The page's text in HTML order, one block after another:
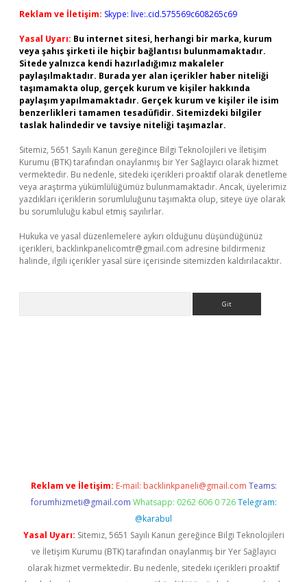
Reklam ve İletişim: Skype: live:.cid.575569c608265c69
Yasal Uyarı: Bu internet sitesi, herhangi bir marka, kurum
veya şahıs şirketi ile hiçbir bağlantısı bulunmamaktadır.
Sitede yalnızca kendi hazırladığımız makaleler
paylaşılmaktadır. Burada yer alan içerikler haber niteliği
taşımamakta olup, gerçek kurum ve kişiler hakkında
paylaşım yapılmamaktadır. Gerçek kurum ve kişiler ile isim
benzerlikleri tamamen tesadüfidir. Sitemizdeki bilgiler
taslak halindedir ve tavsiye niteliği taşımazlar.
Sitemiz, 5651 Sayılı Kanun gereğince Bilgi Teknolojileri ve İletişim
Kurumu (BTK) tarafından onaylanmış bir Yer Sağlayıcı olarak hizmet
vermektedir. Bu nedenle, sitedeki içerikleri proaktif olarak denetleme
veya araştırma yükümlülüğümüz bulunmamaktadır. Ancak, üyelerimiz
yazdıkları içeriklerin sorumluluğunu taşımakta olup, siteye üye olarak
bu sorumluluğu kabul etmiş sayılırlar.
Hukuka ve yasal düzenlemelere aykırı olduğunu düşündüğünüz
içerikleri, backlinkpanelicomtr@gmail.com adresine bildirmeniz
halinde, ilgili içerikler yasal süre içerisinde sitemizden kaldırılacaktır.
Reklam ve İletişim: E-mail: backlinkpaneli@gmail.com Teams:
forumhizmeti@gmail.com Whatsapp: 0262 606 0 726 Telegram:
@karabul
Yasal Uyarı: Sitemiz, 5651 Sayılı Kanun gereğince Bilgi Teknolojileri
ve İletişim Kurumu (BTK) tarafından onaylanmış bir Yer Sağlayıcı
olarak hizmet vermektedir. Bu nedenle, sitedeki içerikleri proaktif